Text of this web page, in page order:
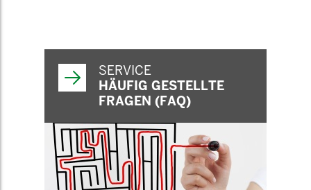
SERVICE
HÄUFIG GESTELLTE
FRAGEN (FAQ)